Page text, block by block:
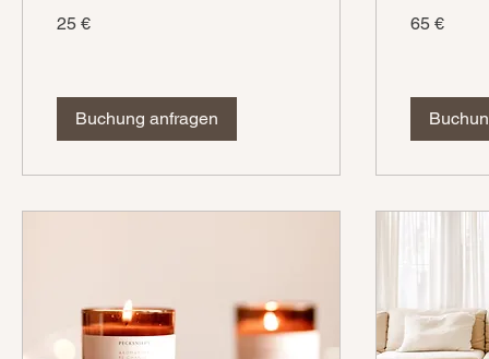
Euro
25 €
Buchung anfragen
Euro
65 €